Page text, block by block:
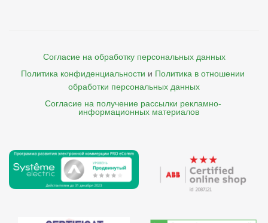
Согласие на обработку персональных данных
Политика конфиденциальности и Политика в отношении
обработки персональных данных
Согласие на получение рассылки рекламно-
    информационных материалов